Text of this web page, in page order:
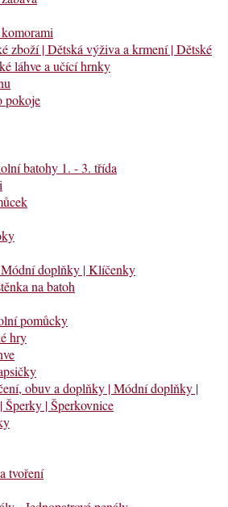
zboží | Dětská výživa a krmení | Dětské
láhve a učící hrnky
pokoje
batohy 1. - 3. třída
Módní doplňky | Klíčenky
na batoh
pomůcky
hry
obuv a doplňky | Módní doplňky |
| Šperkovnice
tvoření